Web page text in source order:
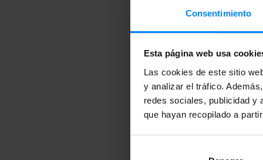
Consentimiento
Esta página web usa
Las cookies de este sitio
y analizar el tráfico.
redes sociales, publicidad y
que hayan recopilado a
pretendían
degustar
Sebastián o
disfrutando
velada
El 1 de mayo
presentar al